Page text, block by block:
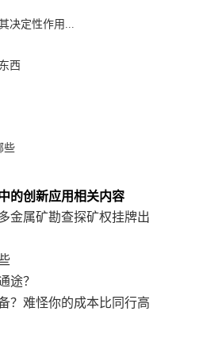
决定性作用...
西
些
的创新应用相关内容
金属矿勘查探矿权挂牌出
途？
？难怪你的成本比同行高